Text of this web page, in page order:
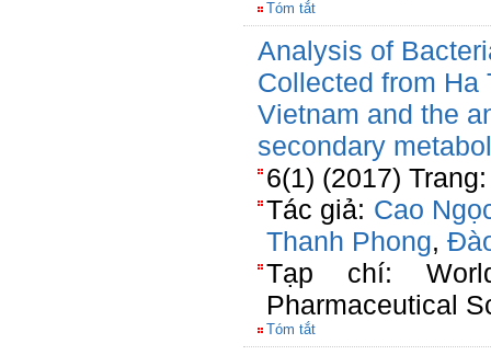
Tóm tắt
Analysis of
Collected from Ha
Vietnam and the
secondary
6(1) (2017)
Tác giả: Cao
Thanh Phong,
Tạp chí:
Pharmaceutical
Tóm tắt